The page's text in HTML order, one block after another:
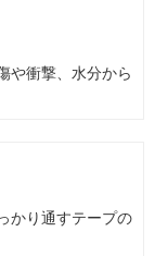
や衝撃、水分から
かり通すテープの